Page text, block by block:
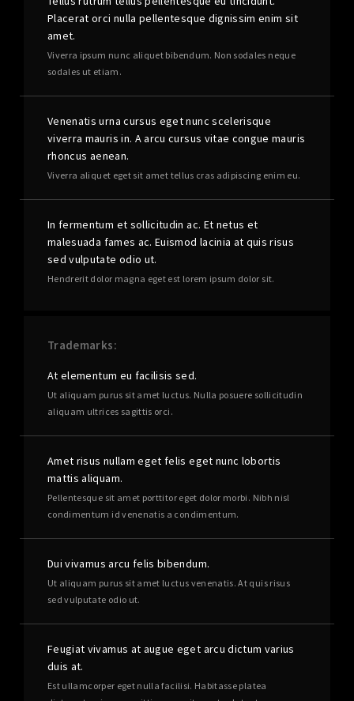
Placerat orci nulla pellentesque dignissim enim sit
amet.
Viverra ipsum nunc aliquet bibendum. Non sodales neque
sodales ut etiam.
Venenatis urna cursus eget nunc scelerisque
viverra mauris in. A arcu cursus vitae congue mauris
rhoncus aenean.
Viverra aliquet eget sit amet tellus cras adipiscing enim eu.
In fermentum et sollicitudin ac. Et netus et
malesuada fames ac. Euismod lacinia at quis risus
sed vulputate odio ut.
Hendrerit dolor magna eget est lorem ipsum dolor sit.
Trademarks
At elementum eu facilisis sed.
Ut aliquam purus sit amet luctus. Nulla posuere sollicitudin
aliquam ultrices sagittis orci.
Amet risus nullam eget felis eget nunc lobortis
mattis aliquam.
Pellentesque sit amet porttitor eget dolor morbi. Nibh nisl
condimentum id venenatis a condimentum.
Dui vivamus arcu felis bibendum.
Ut aliquam purus sit amet luctus venenatis. At quis risus
sed vulputate odio ut.
Feugiat vivamus at augue eget arcu dictum varius
duis at.
Est ullamcorper eget nulla facilisi. Habitasse platea